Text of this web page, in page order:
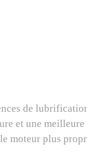
de
et une
plus